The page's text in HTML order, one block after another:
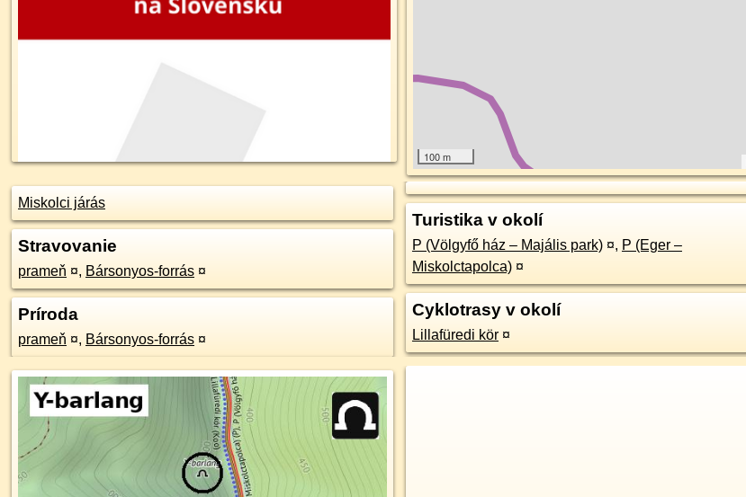
100 m
Miskolci járás
Stravovanie
prameň ¤, Bársonyos-forrás ¤
Príroda
prameň ¤, Bársonyos-forrás ¤
Turistika v okolí
P (Völgyfő ház – Majális park) ¤, P (Eger –
Miskolctapolca) ¤
Cyklotrasy v okolí
Lillafüredi kör ¤